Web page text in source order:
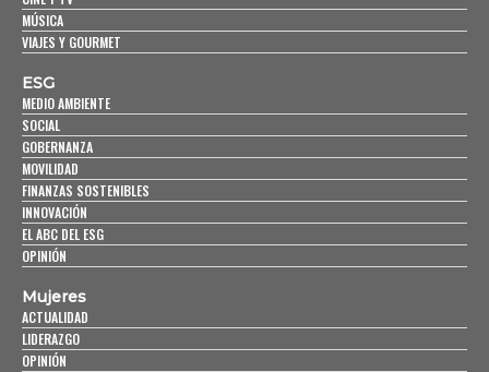
MÚSICA
VIAJES Y GOURMET
ESG
MEDIO AMBIENTE
SOCIAL
GOBERNANZA
MOVILIDAD
FINANZAS SOSTENIBLES
INNOVACIÓN
EL ABC DEL ESG
OPINIÓN
Mujeres
ACTUALIDAD
LIDERAZGO
OPINIÓN